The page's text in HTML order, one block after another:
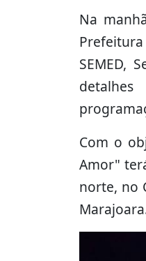
Na
Prefeitura
SEMED,
Com o
Amor"
norte, no